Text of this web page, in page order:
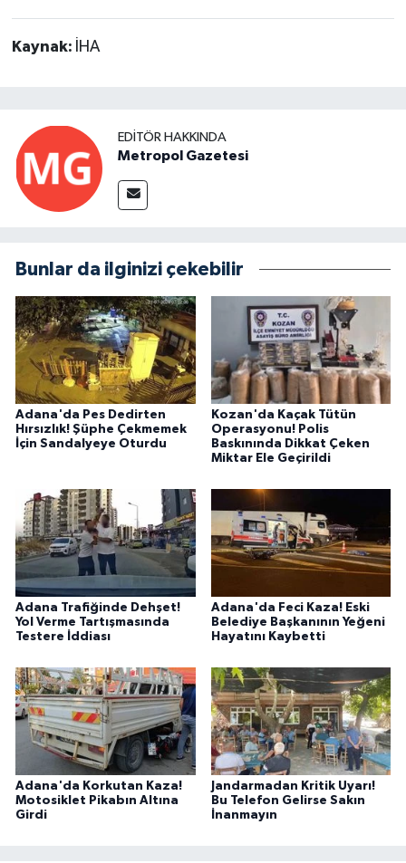
Kaynak: İHA
EDITÖR HAKKINDA
Metropol Gazetesi
Bunlar da ilginizi çekebilir
Adana'da Pes Dedirten
Hırsızlık! Şüphe Çekmemek
İçin Sandalyeye Oturdu
Kozan'da Kaçak Tütün
Operasyonu! Polis
Baskınında Dikkat Çeken
Miktar Ele Geçirildi
Adana Trafiğinde Dehşet!
Yol Verme Tartışmasında
Testere İddiası
Adana'da Feci Kaza! Eski
Belediye Başkanının Yeğeni
Hayatını Kaybetti
Adana'da Korkutan Kaza!
Motosiklet Pikabın Altına
Girdi
Jandarmadan Kritik Uyarı!
Bu Telefon Gelirse Sakın
İnanmayın